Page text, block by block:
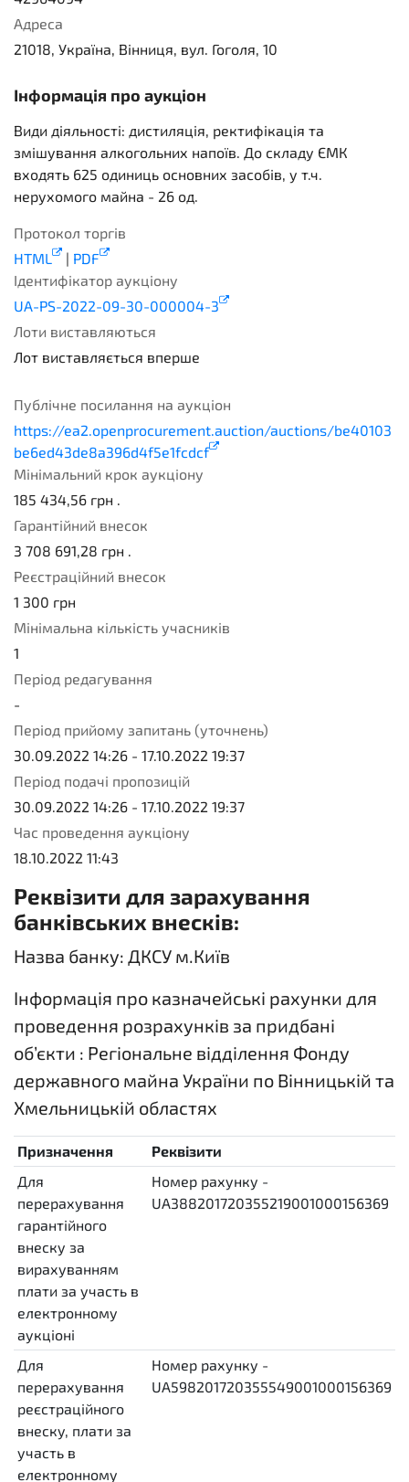
Адреса
21018, Україна, Вінниця, вул. Гоголя, 10
Інформація про аукціон
Види діяльності: дистиляція, ректифікація та
змішування алкогольних напоїв. До складу ЄМК
входять 625 одиниць основних засобів, у т.ч.
нерухомого майна - 26 од.
Протокол торгів
HTML
| PDF
Ідентифікатор аукціону
UA-PS-2022-09-30-000004-3
Лоти виставляються
Лот виставляється вперше
Публічне посилання на аукціон
https://ea2.openprocurement.auction/auctions/be40103
be6ed43de8a396d4f5e1fcdcf
Мінімальний крок аукціону
185 434,56 грн .
Гарантійний внесок
3 708 691,28 грн .
Реєстраційний внесок
1 300 грн
Мінімальна кількість учасників
1
Період редагування
-
Період прийому запитань (уточнень)
30.09.2022 14:26 - 17.10.2022 19:37
Період подачі пропозицій
30.09.2022 14:26 - 17.10.2022 19:37
Час проведення аукціону
18.10.2022 11:43
Реквізити для зарахування
банківських внесків:
Назва банку: ДКСУ м.Київ
Інформація про казначейські рахунки для
проведення розрахунків за придбані
об’єкти : Регіональне відділення Фонду
державного майна України по Вінницькій та
Хмельницькій областях
Призначення
Реквізити
Для
перерахування
гарантійного
внеску за
вирахуванням
плати за участь в
електронному
аукціоні
Номер рахунку -
UA388201720355219001000156369
Для
перерахування
реєстраційного
внеску, плати за
участь в
електронному
Номер рахунку -
UA598201720355549001000156369